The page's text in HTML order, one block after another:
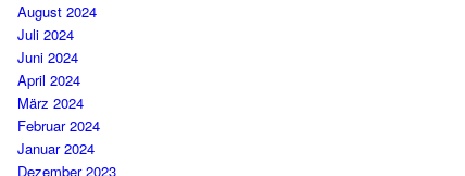
August 2024
Juli 2024
Juni 2024
April 2024
März 2024
Februar 2024
Januar 2024
Dezember 2023